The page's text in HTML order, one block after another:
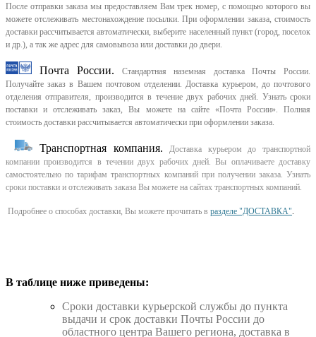
После отправки заказа мы предоставляем Вам трек номер, с помощью которого вы
можете отслеживать местонахождение посылки. При оформлении заказа, стоимость
доставки рассчитывается автоматически, выберите населенный пункт (город, поселок
и др.), а так же адрес для самовывоза или доставки до двери.
Почта России.
Стандартная наземная доставка Почты России.
Получайте заказ в Вашем почтовом отделении. Доставка курьером, до почтового
отделения отправителя, производится в течение двух рабочих дней. Узнать сроки
поставки и отслеживать заказ, Вы можете на сайте «Почта России». Полная
стоимость доставки рассчитывается автоматически при оформлении заказа.
Транспортная компания.
Доставка курьером до транспортной
компании производится в течении двух рабочих дней. Вы оплачиваете доставку
самостоятельно по тарифам транспортных компаний при получении заказа. Узнать
сроки поставки и отслеживать заказа Вы можете на сайтах транспортных компаний.
Подробнее о способах доставки, Вы можете прочитать в разделе "ДОСТАВКА".
В таблице ниже приведены:
Cроки доставки курьерской службы до пункта
выдачи и срок доставки Почты России до
областного центра Вашего региона, доставка в